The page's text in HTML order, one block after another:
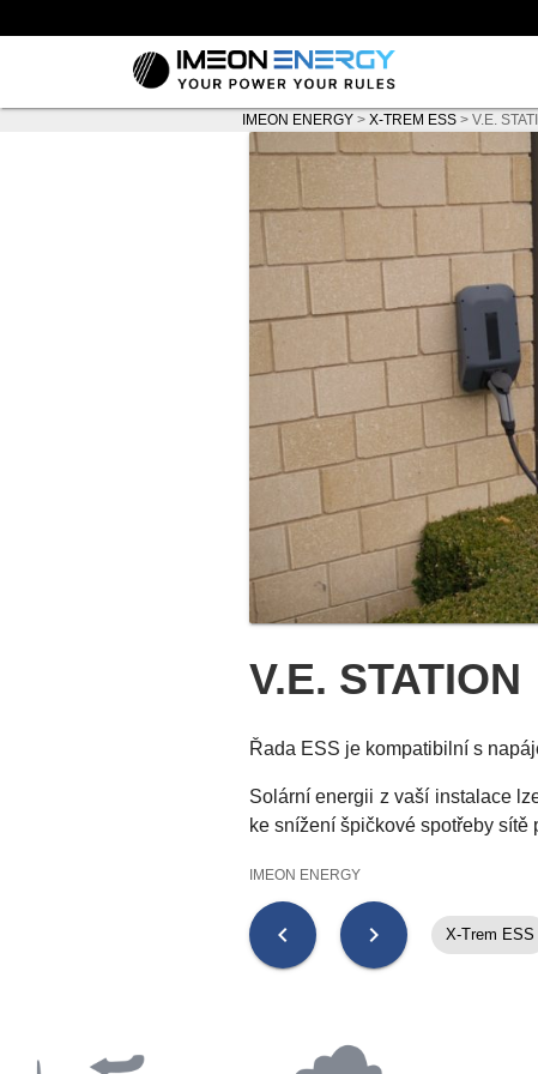
IMEON ENERGY > X-TREM ESS > V.E.
V.E. STATION
Řada ESS je kompatibilní s
Solární energii z vaší instalace
ke snížení špičkové spotřeby sítě
IMEON ENERGY
chevron_left chevron_right X-Trem ESS